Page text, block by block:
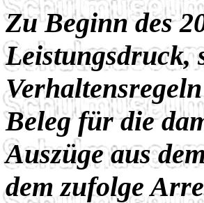
Zu Beginn des
Leistungsdruck,
Beleg für die
Auszüge aus
dem zufolge